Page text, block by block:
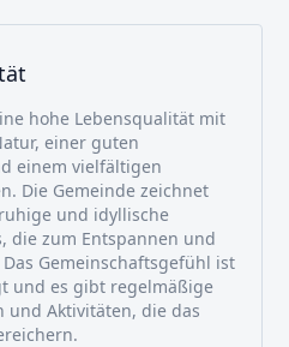
hohe Lebensqualität mit
einer guten
einem vielfältigen
Die Gemeinde zeichnet
und idyllische
die zum Entspannen und
Gemeinschaftsgefühl ist
und es gibt regelmäßige
und Aktivitäten, die das